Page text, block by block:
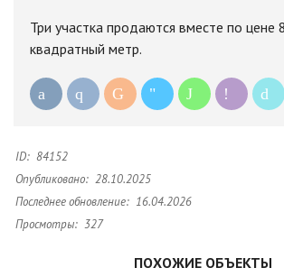
Три участка продаются вместе по цене
квадратный метр.
ID: 84152
Опубликовано: 28.10.2025
Последнее обновление: 16.04.2026
Просмотры: 327
ПОХОЖИЕ ОБЪЕКТЫ